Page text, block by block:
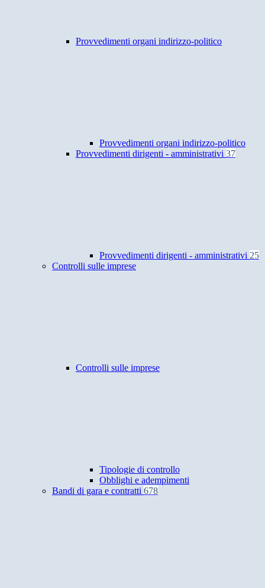
Provvedimenti organi indirizzo-politico
Provvedimenti organi indirizzo-politico
Provvedimenti dirigenti - amministrativi 37
Provvedimenti dirigenti - amministrativi 25
Controlli sulle imprese
Controlli sulle imprese
Tipologie di controllo
Obblighi e adempimenti
Bandi di gara e contratti 678